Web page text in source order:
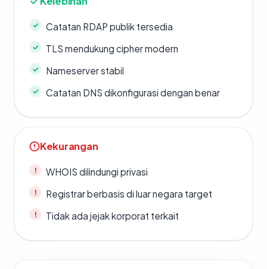
Catatan RDAP publik tersedia
TLS mendukung cipher modern
Nameserver stabil
Catatan DNS dikonfigurasi dengan benar
Kekurangan
WHOIS dilindungi privasi
Registrar berbasis di luar negara target
Tidak ada jejak korporat terkait